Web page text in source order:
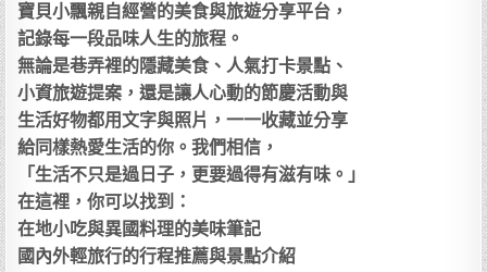
寶貝小飄親自經營的美食與旅遊分享平台，
記錄每一段品味人生的旅程。
無論是巷弄裡的隱藏美食、人氣打卡景點、
小資旅遊提案，還是讓人心動的節慶活動與
生活好物都用文字與照片，一一收藏並分享
給同樣熱愛生活的你。我們相信，
「生活不只是過日子，更要過得有滋有味。」
在這裡，你可以找到：
在地小吃與異國料理的美味筆記
國內外輕旅行的行程推薦與景點介紹